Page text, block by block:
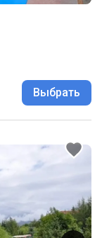
Выбрать